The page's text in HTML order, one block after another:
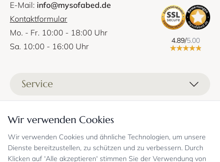
Wir verwenden Cookies
Wir verwenden Cookies und ähnliche Technologien, um unsere
Dienste bereitzustellen, zu schützen und zu verbessern. Durch
Klicken auf 'Alle akzeptieren' stimmen Sie der Verwendung von
E-Mail: info@mysofabed.de
Kontaktformular
Mo. - Fr. 10:00 - 18:00 Uhr
Sa. 10:00 - 16:00 Uhr
4.89/5.00
Service
Zahlungsmöglichkeiten
Stoffprobenanfrage
Gutschein
Sicheres Einkaufen und Retoureninfo
Informationen
Kontakt
Showrooms
Sicheres Einkaufen